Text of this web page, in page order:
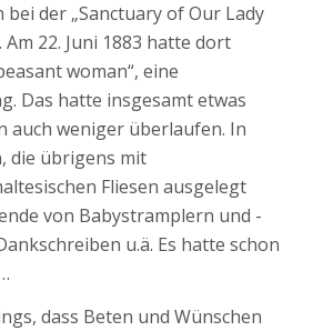
der „Sanctuary of Our Lady
Am 22. Juni 1883 hatte dort
woman“, eine
Das hatte insgesamt etwas
auch weniger überlaufen. In
die übrigens mit
Fliesen ausgelegt
von Babystramplern und -
u.ä. Es hatte schon
dass Beten und Wünschen